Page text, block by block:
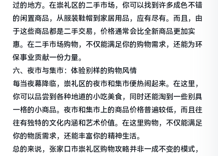
过的地方。在崇礼区的二手市场，你可以找到许多成色不错
的闲置商品，从服装鞋帽到家居用品，应有尽有。而且，由
于这些商品都是二手交易，价格通常会比全新商品更加实
惠。在二手市场购物，不仅能满足你的购物需求，还能为环
保事业贡献一份力量。
六、夜市与集市：体验别样的购物风情
每当夜幕降临，崇礼区的夜市和集市便热闹起来。在这里，
你可以品尝到各种地道的小吃美食，同时还能淘到一些别具
一格的小商品。夜市和集市上的商品价格普遍较低，而且往
往有独特的文化内涵和艺术价值。在这里购物，不仅能满足
你的物质需求，还能丰富你的精神生活。
总的来说，张家口市崇礼区购物攻略并非一成不变的模式，